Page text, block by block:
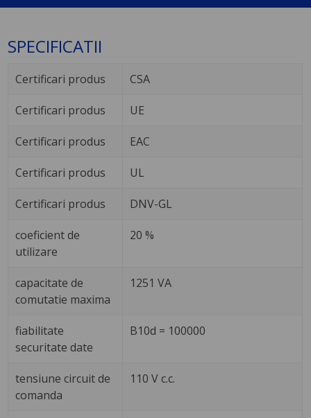
SPECIFICATII
Certificari produs CSA
Certificari produs UE
Certificari produs EAC
Certificari produs UL
Certificari produs DNV-GL
coeficient de
utilizare
20 %
capacitate de
comutatie maxima
1251 VA
fiabilitate
securitate date
B10d = 100000
tensiune circuit de
comanda
110 V c.c.